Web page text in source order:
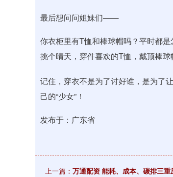
最后想问问姐妹们——
你衣柜里有T恤和棒球帽吗？平时都
挑个晴天，穿件喜欢的T恤，戴顶棒
记住，穿衣不是为了讨好谁，是为了
己的“少女”！
发布于：广东省
上一篇： 万通配资 能耗、成本、碳排三